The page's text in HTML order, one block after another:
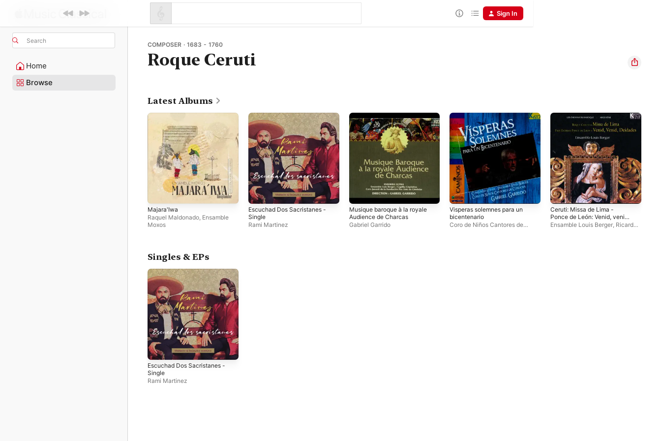
Search
Home
Browse
Sign In
COMPOSER · 1683 - 1760
Roque Ceruti
Latest Albums
Majara'Iwa
Raquel Maldonado Ensamble
Moxos
Escuchad Dos Sacristanes -
Single
Rami Martinez
Musique baroque à la royale
Audience de Charcas
Gabriel Garrido
Visperas solemnes para un
bicentenario
Coro de Niños Cantores de
Ceruti: Missa de Lima -
Ponce de León: Venid, venid
deidades
Ensamble Louis Berger Ricardo
Singles & EPs
Escuchad Dos Sacristanes -
Single
Rami Martinez